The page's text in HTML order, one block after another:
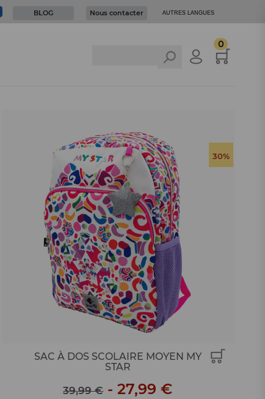
BLOG Nous contacter AUTRES LANGUES
0
30%
SAC À DOS SCOLAIRE MOYEN MY
STAR
39,99 €-27,99 €